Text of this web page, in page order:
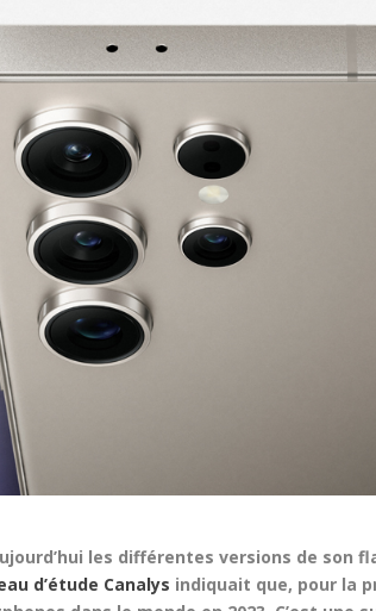
les différentes versions de son
d’étude Canalys indiquait que, pour la